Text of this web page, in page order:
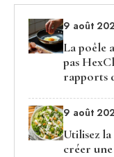
9 août
La poêle
pas
rapports
9 août
Utilisez
créer